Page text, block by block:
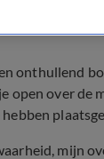
onthullend
open over de
mijn